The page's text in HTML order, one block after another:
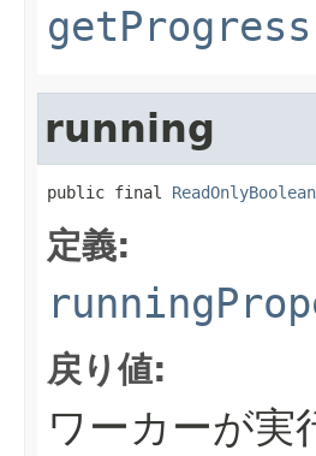
running
public final
定義:
戻り値:
ワーカーが実